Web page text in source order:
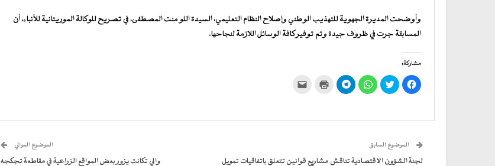
وأوضحت المديرة الجهوية للتهذيب الوطني وإصلاح النظام التعليمي، السيدة اللو منت المصطفى، في تصريح للوكالة الموريتانية للأنباء، أن
المسابقة جرت في ظروف جيدة وتم توفير كافة الوسائل اللازمة لنجاحها.
مشاركة:
انقر
للمشاركة
على
اضغط
للمشاركة
على
انقر
للمشاركة
على
انقر
للمشاركة
اضغط
للطباعة
جديدة)
الموضوع السابق
لجنة الشؤون الاقتصادية تناقش مشاريع قوانين تتعلق باتفاقيات تمويل
الموضوع الموالي
والي تكانت يزور بعض المواقع الزراعية في مقاطعة تجكجه